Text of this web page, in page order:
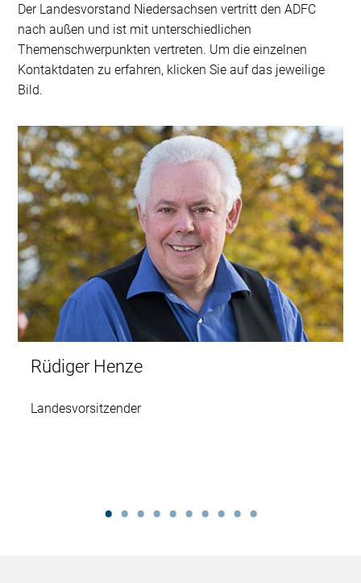
Der Landesvorstand Niedersachsen vertritt den ADFC
nach außen und ist mit unterschiedlichen
Themenschwerpunkten vertreten. Um die einzelnen
Kontaktdaten zu erfahren, klicken Sie auf das jeweilige
Bild.
Rüdiger Henze
Landesvorsitzender